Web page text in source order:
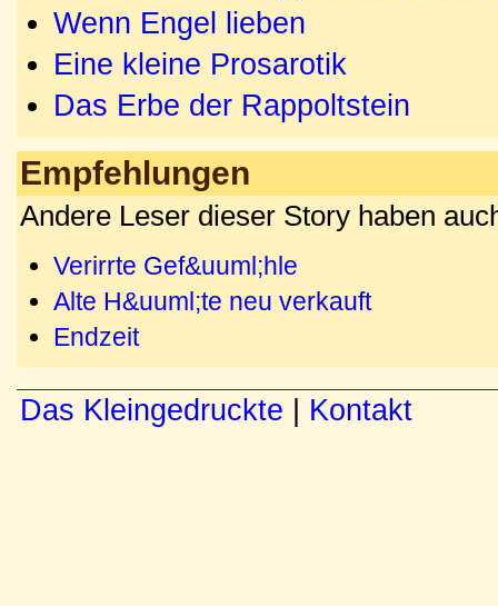
Wenn Engel lieben
Eine kleine Prosarotik
Das Erbe der Rappoltstein
Empfehlungen
Andere Leser dieser Story haben
Verirrte Gef&uuml;hle
Alte H&uuml;te neu verkauft
Endzeit
Das Kleingedruckte Kontakt